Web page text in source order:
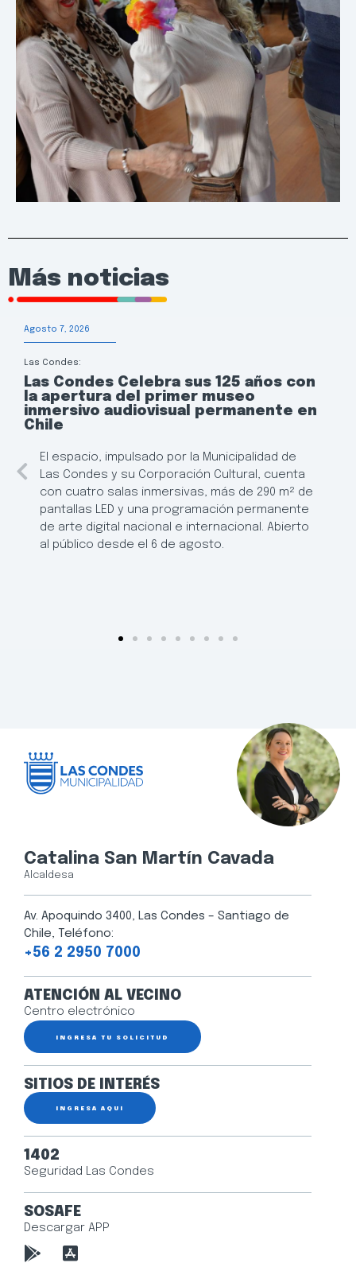
Más noticias
Agosto 7, 2026
Las Condes:
Las Condes Celebra sus 125 años con
la apertura del primer museo
inmersivo audiovisual permanente en
Chile
El espacio, impulsado por la Municipalidad de
Las Condes y su Corporación Cultural, cuenta
con cuatro salas inmersivas, más de 290 m² de
pantallas LED y una programación permanente
de arte digital nacional e internacional. Abierto
al público desde el 6 de agosto.
Catalina San Martín Cavada
Alcaldesa
Av. Apoquindo 3400, Las Condes – Santiago de
Chile, Teléfono:
+56 2 2950 7000
ATENCIÓN AL VECINO
Centro electrónico
INGRESA TU SOLICITUD
SITIOS DE INTERÉS
INGRESA AQUÍ
1402
Seguridad Las Condes
SOSAFE
Descargar APP